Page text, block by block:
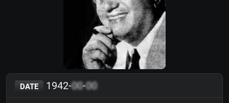
DATE 1942-00-00